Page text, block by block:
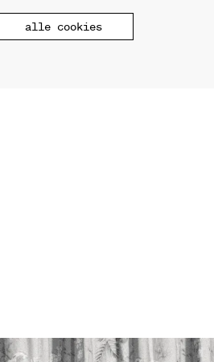
alle cookies